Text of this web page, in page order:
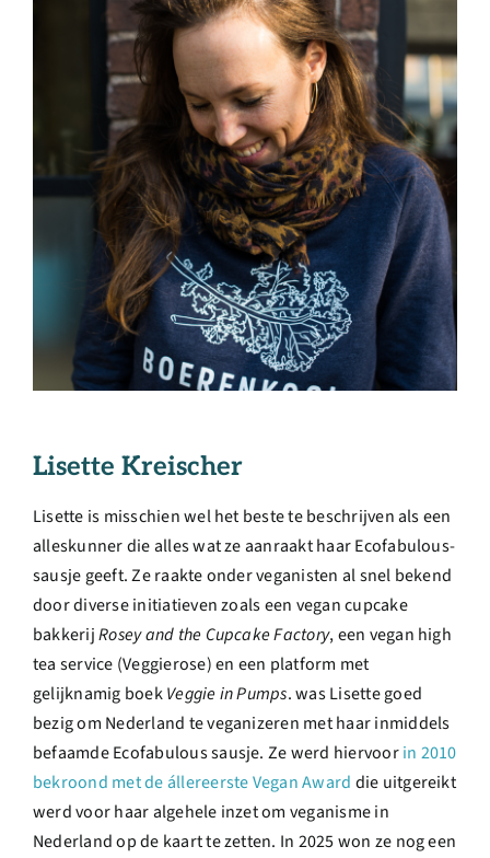
Lisette Kreischer
Lisette is misschien wel het beste te beschrijven als een
alleskunner die alles wat ze aanraakt haar Ecofabulous-
sausje geeft. Ze raakte onder veganisten al snel bekend
door diverse initiatieven zoals een vegan cupcake
bakkerijRosey and the Cupcake Factory, een vegan high
tea service (Veggierose) en een platform met
gelijknamig boekVeggie in Pumps. was Lisette goed
bezig om Nederland te veganizeren met haar inmiddels
befaamde Ecofabulous sausje. Ze werd hiervoorin 2010
bekroond met de állereerste Vegan Award die uitgereikt
werd voor haar algehele inzet om veganisme in
Nederland op de kaart te zetten. In 2025 won ze nog een